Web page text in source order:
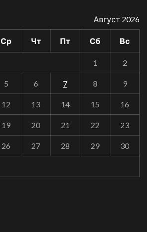
Август 2026
Ср Чт Пт Сб Вс
1 2
5 6 7 8 9
12 13 14 15 16
19 20 21 22 23
26 27 28 29 30